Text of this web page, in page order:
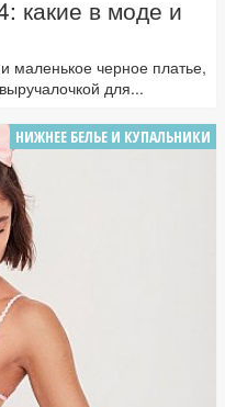
какие в моде и
маленькое черное платье,
для...
НИЖНЕЕ БЕЛЬЕ И КУПАЛЬНИКИ